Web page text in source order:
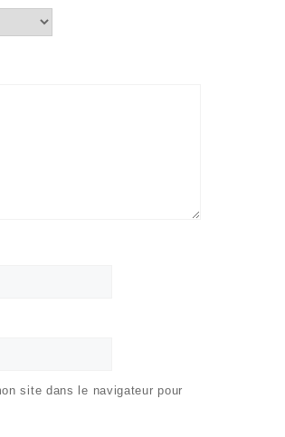
site dans le navigateur pour